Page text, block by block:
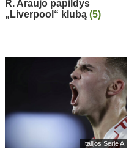
R. Araujo papildys
„Liverpool“ klubą (5)
Italijos Serie A